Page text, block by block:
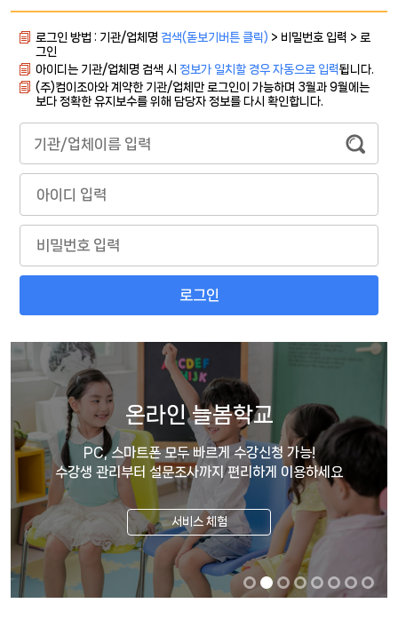
로그인 방법 : 기관/업체명 검색(돋보기버튼 클릭) > 비밀번호 입력 > 로
그인
아이디는 기관/업체명 검색 시 정보가 일치할 경우 자동으로 입력됩니다.
(주)컴이조아와 계약한 기관/업체만 로그인이 가능하며 3월과 9월에는
보다 정확한 유지보수를 위해 담당자 정보를 다시 확인합니다.
로그인
자세히 보기
온라인 늘봄학교
PC, 스마트폰 모두 빠르게 수강신청 가능!
수강생 관리부터 설문조사까지 편리하게 이용하세요
서비스 체험
서비스 체험
서비스 체험
서비스 체험
서비스 체험
서비스 체험
서비스 체험